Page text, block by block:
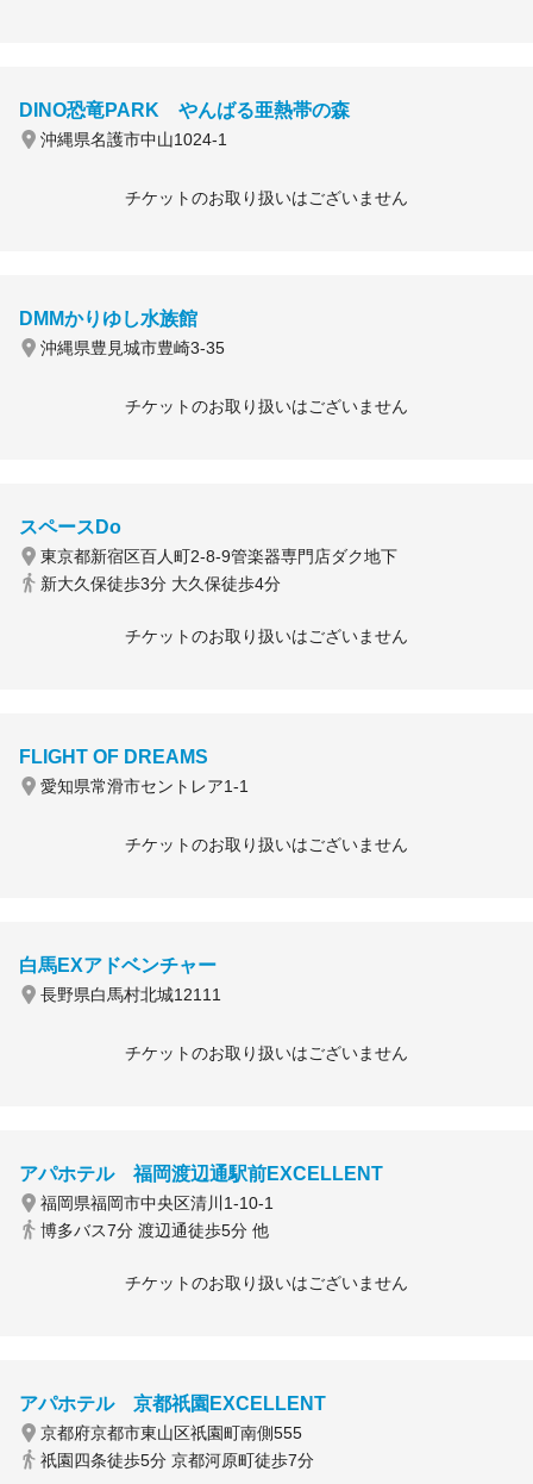
DINO恐竜PARK やんばる亜熱帯の森
沖縄県名護市中山1024-1
チケットのお取り扱いはございません
DMMかりゆし水族館
沖縄県豊見城市豊崎3-35
チケットのお取り扱いはございません
スペースDo
東京都新宿区百人町2-8-9管楽器専門店ダク地下
新大久保徒歩3分 大久保徒歩4分
チケットのお取り扱いはございません
FLIGHT OF DREAMS
愛知県常滑市セントレア1-1
チケットのお取り扱いはございません
白馬EXアドベンチャー
長野県白馬村北城12111
チケットのお取り扱いはございません
アパホテル 福岡渡辺通駅前EXCELLENT
福岡県福岡市中央区清川1-10-1
博多バス7分 渡辺通徒歩5分 他
チケットのお取り扱いはございません
アパホテル 京都祇園EXCELLENT
京都府京都市東山区祇園町南側555
祇園四条徒歩5分 京都河原町徒歩7分